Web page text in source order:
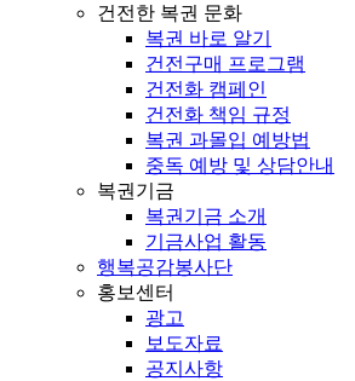
건전한 복권 문화
복권 바로 알기
건전구매 프로그램
건전화 캠페인
건전화 책임 규정
복권 과몰입 예방법
중독 예방 및 상담안내
복권기금
복권기금 소개
기금사업 활동
행복공감봉사단
홍보센터
광고
보도자료
공지사항